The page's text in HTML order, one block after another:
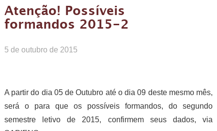
Atenção! Possíveis
formandos 2015-2
5 de outubro de 2015
A partir do dia 05 de Outubro até o dia 09 deste mesmo mês,
será o para que os possíveis formandos, do segundo
semestre letivo de 2015, confirmem seus dados, via